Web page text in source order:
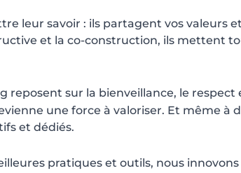
leur savoir : ils partagent vos valeurs
et la co-construction, ils mettent
sur la bienveillance, le respect
une force à valoriser. Et même à
et dédiés.
pratiques et outils, nous